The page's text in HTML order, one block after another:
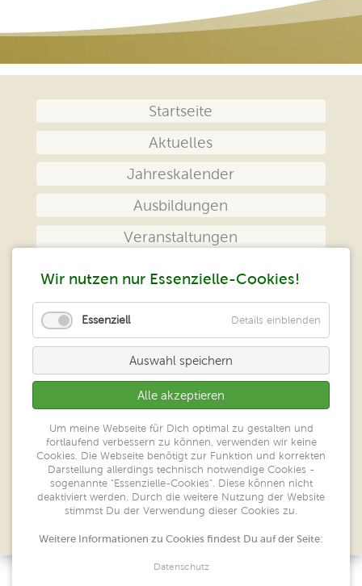
überspringen
Startseite
Aktuelles
Jahreskalender
Ausbildungen
Veranstaltungen
Kontakt
Datenschutz
Zentrum geistiges Heilen
Großer Ring 52
65550 Limburg/Lahn
Tel.: 06431-7780606
Fax: 06431-7780605
E-Mail:
peterklein@heilarbeiten.de
Wir nutzen nur Essenzielle-Cookies!
Essenziell Details einblenden
Auswahl speichern
Alle akzeptieren
Um meine Webseite für Dich optimal zu gestalten und
fortlaufend verbessern zu können, verwenden wir keine
Cookies. Die Webseite benötigt zur Funktion und korrekten
Darstellung allerdings technisch notwendige Cookies -
sogenannte "Essenzielle-Cookies". Diese können nicht
deaktiviert werden. Durch die weitere Nutzung der Website
stimmst Du der Verwendung dieser Cookies zu.
Weitere Informationen zu Cookies findest Du auf der Seite:
Datenschutz